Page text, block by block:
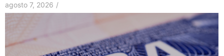
agosto 7, 2026 /